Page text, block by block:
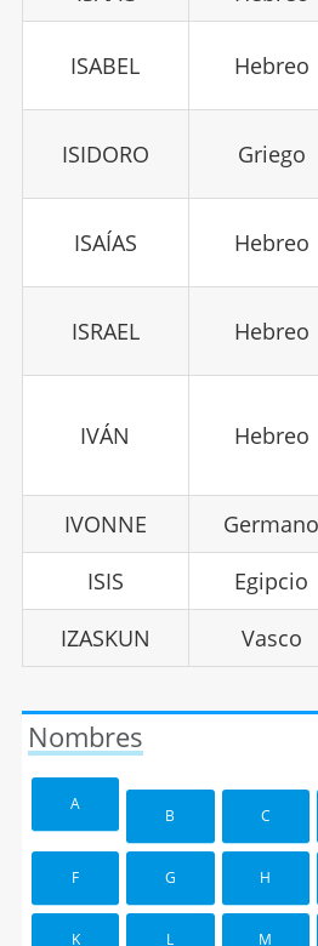
ISABEL Hebreo
ISIDORO Griego
ISAÍAS Hebreo
ISRAEL Hebreo
IVÁN Hebreo
IVONNE
Germano
ISIS
Egipcio
IZASKUN
Vasco
Nombres
A
B C
F G H
K L M